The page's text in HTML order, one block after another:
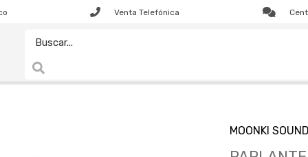
Venta Telefónica
MOONKI